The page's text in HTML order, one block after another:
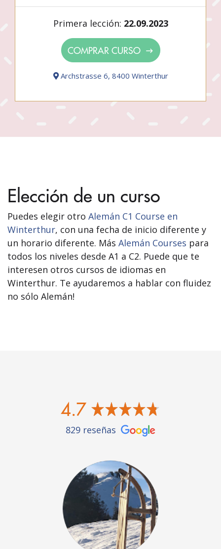
Primera lección: 22.09.2023
COMPRAR CURSO
Archstrasse 6, 8400 Winterthur
Elección de un curso
Puedes elegir otro Alemán C1 Course en
Winterthur, con una fecha de inicio diferente y
un horario diferente. Más Alemán Courses para
todos los niveles desde A1 a C2. Puede que te
interesen otros cursos de idiomas en
Winterthur. Te ayudaremos a hablar con fluidez
no sólo Alemán!
4.7
829 reseñas